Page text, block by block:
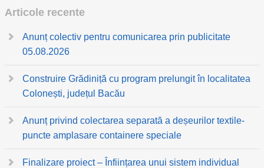
Articole recente
Anunț colectiv pentru comunicarea prin publicitate
05.08.2026
Construire Grădiniță cu program prelungit în localitatea
Colonești, județul Bacău
Anunț privind colectarea separată a deșeurilor textile-
puncte amplasare containere speciale
Finalizare proiect – Înființarea unui sistem individual